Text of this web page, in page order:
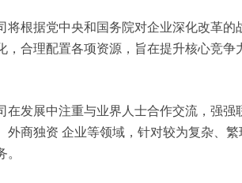
将根据党中央和国务院对企业深化改革
，合理配置各项资源，旨在提升核心竞
在发展中注重与业界人士合作交流，强
外商独资 企业等领域，针对较为复杂、